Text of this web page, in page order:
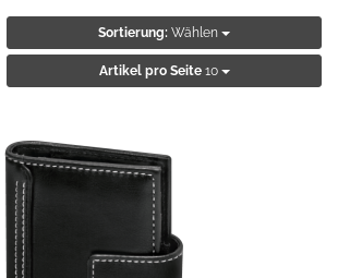
Sortierung: Wählen
Artikel pro Seite 10